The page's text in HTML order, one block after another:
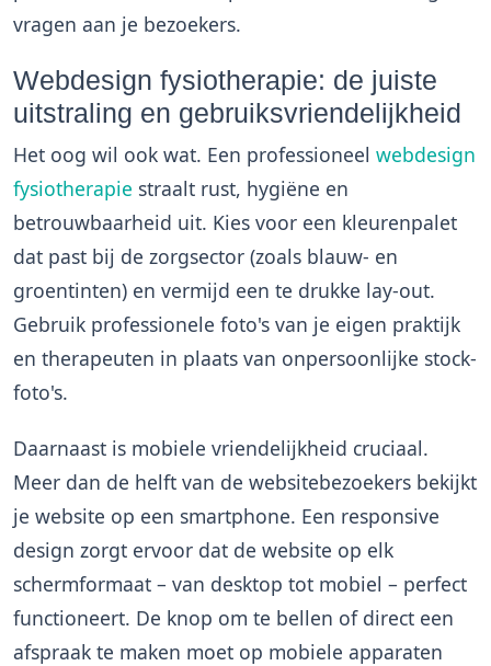
vragen aan je bezoekers.
Webdesign fysiotherapie: de juiste
uitstraling en gebruiksvriendelijkheid
Het oog wil ook wat. Een professioneel webdesign
fysiotherapie straalt rust, hygiëne en
betrouwbaarheid uit. Kies voor een kleurenpalet
dat past bij de zorgsector (zoals blauw- en
groentinten) en vermijd een te drukke lay-out.
Gebruik professionele foto's van je eigen praktijk
en therapeuten in plaats van onpersoonlijke stock-
foto's.
Daarnaast is mobiele vriendelijkheid cruciaal.
Meer dan de helft van de websitebezoekers bekijkt
je website op een smartphone. Een responsive
design zorgt ervoor dat de website op elk
schermformaat – van desktop tot mobiel – perfect
functioneert. De knop om te bellen of direct een
afspraak te maken moet op mobiele apparaten